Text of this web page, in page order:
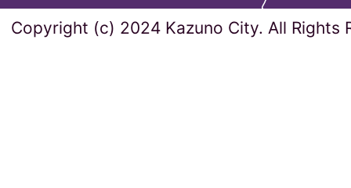
Copyright (c) 2024 Kazuno City. All Rights